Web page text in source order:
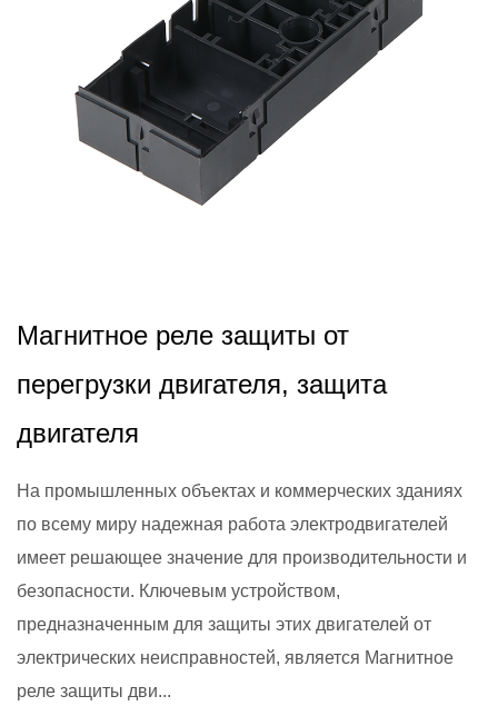
Магнитное реле защиты от
перегрузки двигателя, защита
двигателя
На промышленных объектах и ​​коммерческих зданиях
по всему миру надежная работа электродвигателей
имеет решающее значение для производительности и
безопасности. Ключевым устройством,
предназначенным для защиты этих двигателей от
электрических неисправностей, является Магнитное
реле защиты дви...